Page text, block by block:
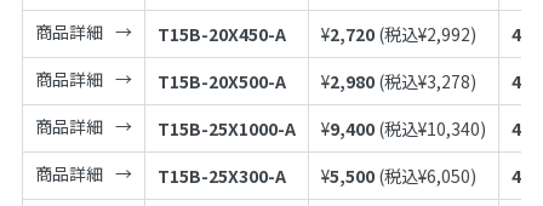
商品詳細
T15B-20X450-A ¥2,720 (税込¥2,992)
商品詳細
T15B-20X500-A ¥2,980 (税込¥3,278)
商品詳細
T15B-25X1000-A ¥9,400 (税込¥10,340)
商品詳細
T15B-25X300-A ¥5,500 (税込¥6,050)